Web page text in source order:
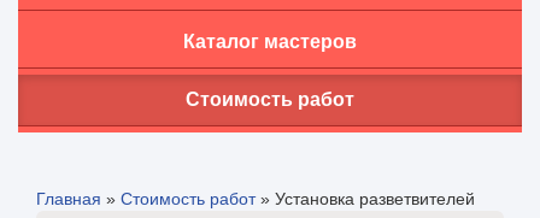
Каталог мастеров
Стоимость работ
Главная » Стоимость работ» Установка разветвителей